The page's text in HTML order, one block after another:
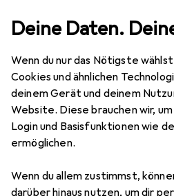
Deine Daten.
Wenn du nur das Nötigste
Cookies und ähnlichen
deinem Gerät und deinem
Website. Diese brauchen wir,
Login und Basisfunktionen wie
ermöglichen.
Wenn du allem zustimmst,
darüber hinaus nutzen, um dir
2er-Set Deko-Kissen Outdoor,
5 Bilder
Natura Punto2er-Set
Outdoor,
x 10 cm
EUR
57,99